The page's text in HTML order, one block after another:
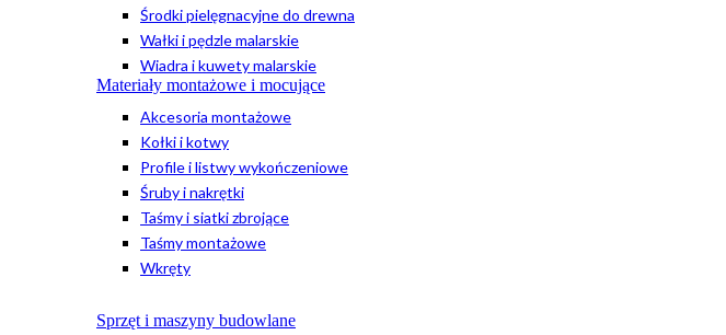
Środki pielęgnacyjne do drewna
Wałki i pędzle malarskie
Wiadra i kuwety malarskie
Materiały montażowe i mocujące
Akcesoria montażowe
Kołki i kotwy
Profile i listwy wykończeniowe
Śruby i nakrętki
Taśmy i siatki zbrojące
Taśmy montażowe
Wkręty
Sprzęt i maszyny budowlane